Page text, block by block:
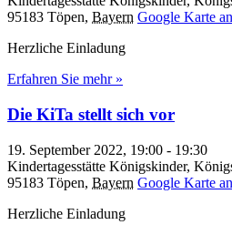
95183 Töpen, Bayern Google Karte
Herzliche Einladung
Erfahren Sie mehr »
Die KiTa stellt sich vor
19. September 2022, 19:00 - 19:30
Kindertagesstätte Königskinder,
95183 Töpen, Bayern Google Karte
Herzliche Einladung